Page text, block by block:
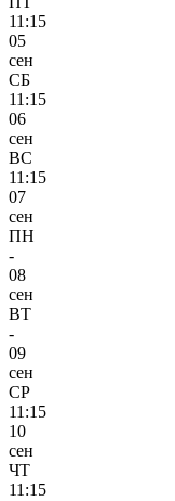
11:15
05
сен
СБ
11:15
06
сен
ВС
11:15
07
сен
ПН
-
08
сен
ВТ
-
09
сен
СР
11:15
10
сен
ЧТ
11:15